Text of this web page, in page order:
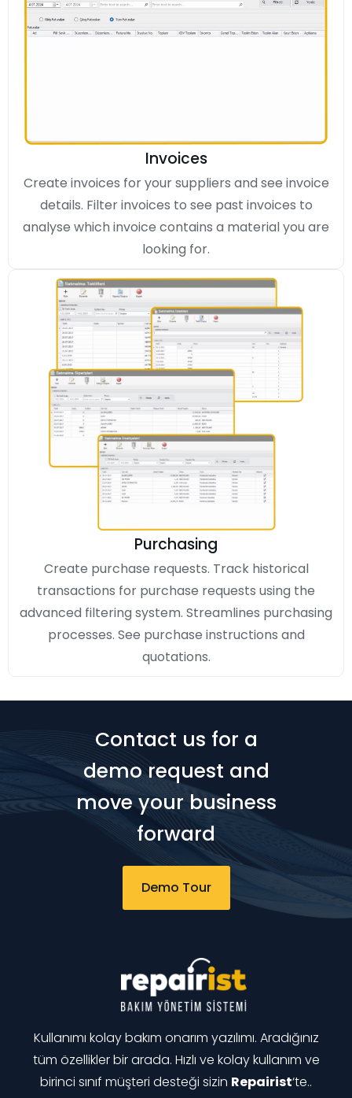
Invoices
Create invoices for your suppliers and see invoice
details. Filter invoices to see past invoices to
analyse which invoice contains a material you are
looking for.
Purchasing
Create purchase requests. Track historical
transactions for purchase requests using the
advanced filtering system. Streamlines purchasing
processes. See purchase instructions and
quotations.
Contact us for a
demo request and
move your business
forward
Demo Tour
Kullanımı kolay bakım onarım yazılımı. Aradığınız
tüm özellikler bir arada. Hızlı ve kolay kullanım ve
birinci sınıf müşteri desteği sizin Repairist‘te..